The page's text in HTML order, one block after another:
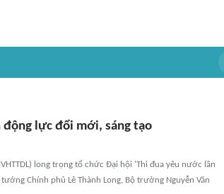
lực đổi mới, sáng tạo
long trọng tổ chức Đại hội 'Thi đua yêu nước lần
Chính phủ Lê Thành Long, Bộ trưởng Nguyễn Văn